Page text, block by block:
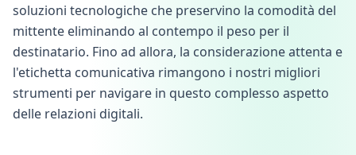
soluzioni tecnologiche che preservino la comodità del
mittente eliminando al contempo il peso per il
destinatario. Fino ad allora, la considerazione attenta e
l'etichetta comunicativa rimangono i nostri migliori
strumenti per navigare in questo complesso aspetto
delle relazioni digitali.